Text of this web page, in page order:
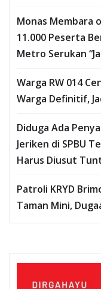
Monas Membara
11.000 Peserta
Metro Serukan
Warga RW 014
Warga Definitif,
Diduga Ada
Jeriken di SPBU
Harus Diusut
Patroli KRYD
Taman Mini,